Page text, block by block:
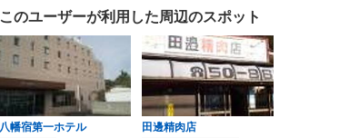
このユーザーが利用した周辺のスポット
八幡宿第一ホテル 田邊精肉店